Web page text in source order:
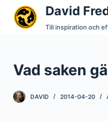
S
o
David
Till inspiration och
Vad saken
DAVID 2014-04-20